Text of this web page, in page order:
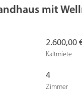
mit
2.600,00
Kaltmiete
4
Zimmer